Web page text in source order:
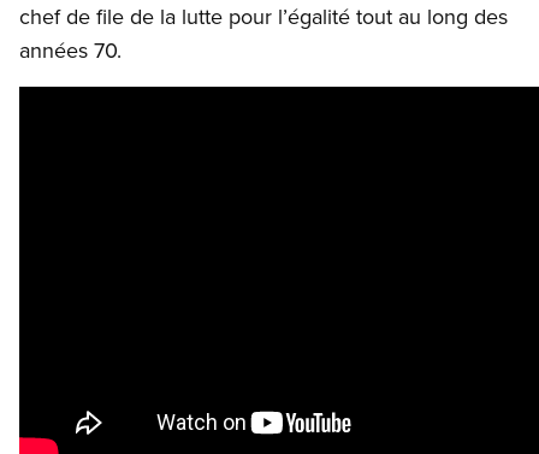
chef de file de la lutte pour l’égalité tout au long des
années 70.